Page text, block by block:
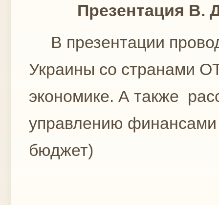
Презентация В.
В презентации
Украины со странами
экономике. А также
управлению финансами
бюджет)